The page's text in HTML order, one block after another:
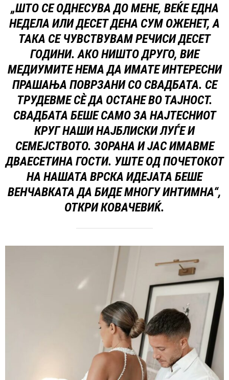
„ШТО СЕ ОДНЕСУВА ДО МЕНЕ, ВЕЌЕ ЕДНА
НЕДЕЛА ИЛИ ДЕСЕТ ДЕНА СУМ ОЖЕНЕТ, А
ТАКА СЕ ЧУВСТВУВАМ РЕЧИСИ ДЕСЕТ
ГОДИНИ. АКО НИШТО ДРУГО, ВИЕ
МЕДИУМИТЕ НЕМА ДА ИМАТЕ ИНТЕРЕСНИ
ПРАШАЊА ПОВРЗАНИ СО СВАДБАТА. СЕ
ТРУДЕВМЕ СÈ ДА ОСТАНЕ ВО ТАЈНОСТ.
СВАДБАТА БЕШЕ САМО ЗА НАЈТЕСНИОТ
КРУГ НАШИ НАЈБЛИСКИ ЛУЃЕ И
СЕМЕЈСТВОТО. ЗОРАНА И ЈАС ИМАВМЕ
ДВАЕСЕТИНА ГОСТИ. УШТЕ ОД ПОЧЕТОКОТ
НА НАШАТА ВРСКА ИДЕЈАТА БЕШЕ
ВЕНЧАВКАТА ДА БИДЕ МНОГУ ИНТИМНА“,
ОТКРИ КОВАЧЕВИЌ.